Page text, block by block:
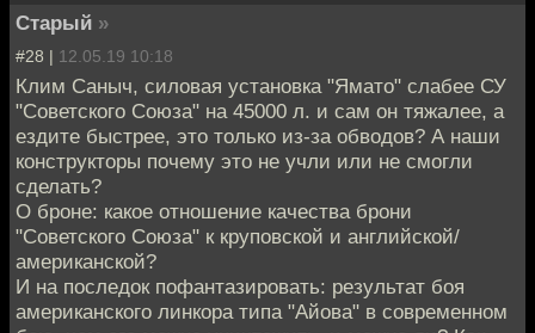
Старый »
#28 | 12.05.19 10:18
Клим Саныч, силовая установка "Ямато" слабее СУ
"Советского Союза" на 45000 л. и сам он тяжалее, а
ездите быстрее, это только из-за обводов? А наши
конструкторы почему это не учли или не смогли
сделать?
О броне: какое отношение качества брони
"Советского Союза" к круповской и английской/
американской?
И на последок пофантазировать: результат боя
американского линкора типа "Айова" в современном